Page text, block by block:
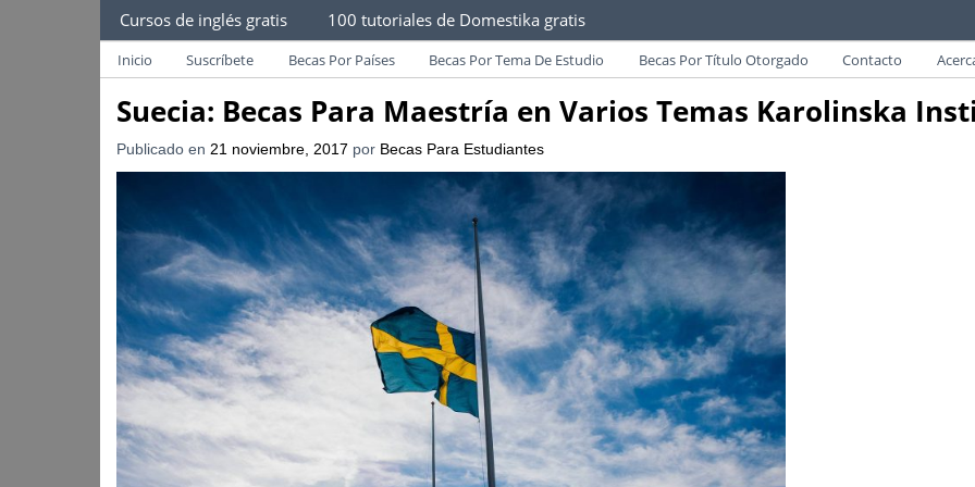
Becas Para Estudiantes
Cursos de inglés gratis 100 tutoriales de Domestika gratis
Becas Para Paraguayos
Oferta de becas para Paraguayos. Encuentra las convocatorias y requisitos de becas para Paraguayos.
Despliega Este Menú
Inicio Suscríbete Becas Por Países Becas Por Tema De Estudio Becas Por Título Otorgado Contacto
Suecia: Becas Para Maestría en Varios Temas Karolinska
Publicado en 21 noviembre, 2017 por Becas Para Estudiantes